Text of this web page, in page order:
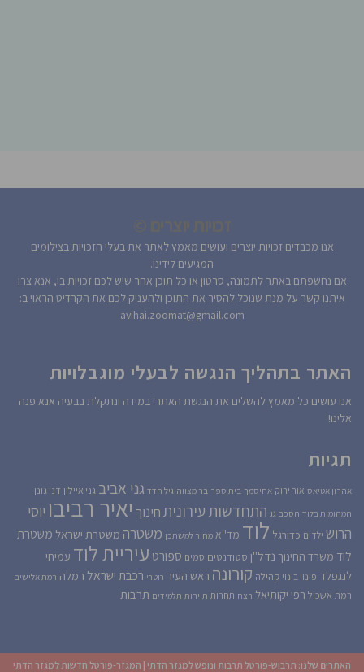
אנו מכבדים זכויות יוצרים ועושים מאמץ לאתר את בעלי הזכויות בצילומים
המגיעים לידינו.
אם נחשפתם באתר לתמונה, סרטון או כל תוכן אחר שיש לכם זכויות בו, אנא צרו
איתנו קשר על מנת שנוכל להסיר את התוכן ולהעניק לכם את הקרדיט הראוי ב:
avihai.zoomat@gmail.com
האתר בתהליך הנגשה לבעלי מוגבלויות
אנו עושים כל מאמץ להשלים את הנגשת האתר! במידה ונתקלת בבעיה אנא פנה
אלינו!
תגיות
אהרון אטיאס אור ירוק אחיסמך בית ספר בר מצווה גיל חדד גני אביב גני איילון דני גונן
המהומות בלוד הסכם גג התחדשות עירוניתחינוך יאיר רביבו יוסי
הרוש ילדים כדורגל לוד מד''א מחיר למשתכן משטרה משטרת ישראל משטרת
לוד משרד החינוך נדל''ן סטודנטים סמים ספורט עיריית לוד עמיחי
לנגפלד פינוי בינוי קהילה קורונה ראש העיר רוטרי רכבת ישראל רמלה רמת אלישיב
רמת אשכול רפי יקותיאל רצח תחרות תיירות תלמידים תרבות
האתרים שלנו: תרבוש-פורטל תרבות ונופש למגזר הדתי | המגזר-פורטל חדשות למגזר הדתי